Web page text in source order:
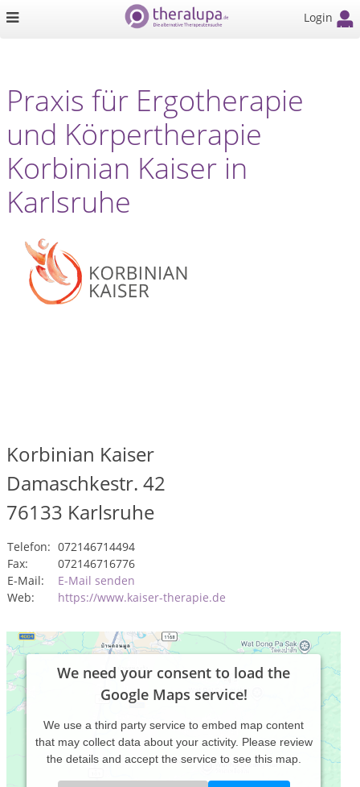
Login
Praxis für Ergotherapie
und Körpertherapie
Korbinian Kaiser in
Karlsruhe
Korbinian Kaiser
Damaschkestr. 42
76133 Karlsruhe
Telefon: 072146714494
Fax:
072146716776
E-Mail:
E-Mail senden
Web:
https://www.kaiser-therapie.de
We need your consent to load the
Google Maps service!
We use a third party service to embed map content
that may collect data about your activity. Please review
the details and accept the service to see this map.